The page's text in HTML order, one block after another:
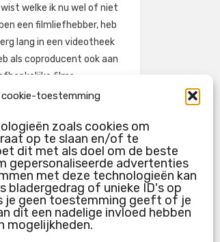
cookie-toestemming
zoals cookies om
op te slaan en/of te
dit met als doel om de beste
gepersonaliseerde advertenties
met deze technologieën kan
bladergedrag of unieke ID's op
je geen toestemming geeft of je
dit een nadelige invloed hebben
mogelijkheden.
welke ik nu wel of niet
een filmliefhebber, heb
lang in een videotheek
als coproducent ook aan
films
van m’n
geouwehoer’,
een groeiende kennis
de kunst van het